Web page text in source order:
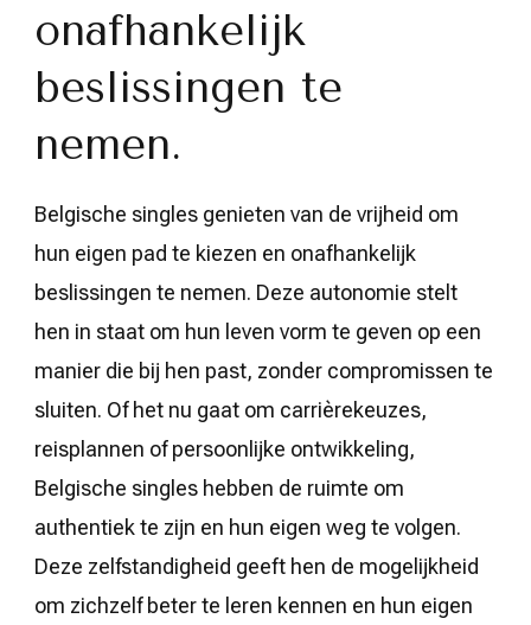
onafhankelijk
beslissingen te
nemen.
Belgische singles genieten van de vrijheid om
hun eigen pad te kiezen en onafhankelijk
beslissingen te nemen. Deze autonomie stelt
hen in staat om hun leven vorm te geven op een
manier die bij hen past, zonder compromissen te
sluiten. Of het nu gaat om carrièrekeuzes,
reisplannen of persoonlijke ontwikkeling,
Belgische singles hebben de ruimte om
authentiek te zijn en hun eigen weg te volgen.
Deze zelfstandigheid geeft hen de mogelijkheid
om zichzelf beter te leren kennen en hun eigen